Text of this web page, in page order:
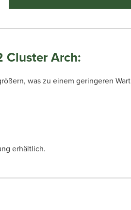
Cluster Arch:
was zu einem geringeren
erhältlich.